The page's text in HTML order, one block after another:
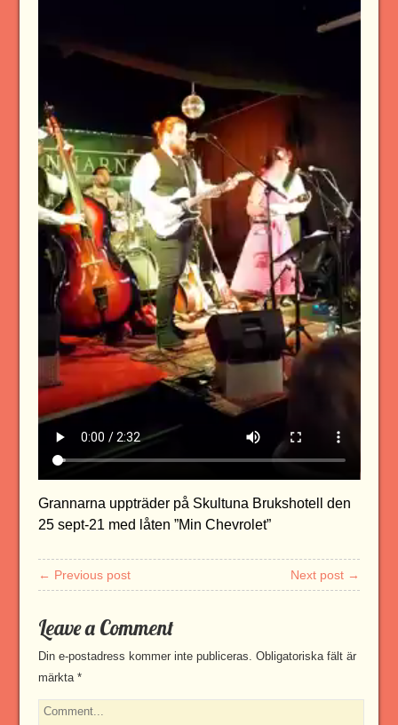
Grannarna uppträder på Skultuna Brukshotell den
25 sept-21 med låten ”Min Chevrolet”
← Previous post Next post →
Leave a Comment
Din e-postadress kommer inte publiceras. Obligatoriska fält är
märkta *